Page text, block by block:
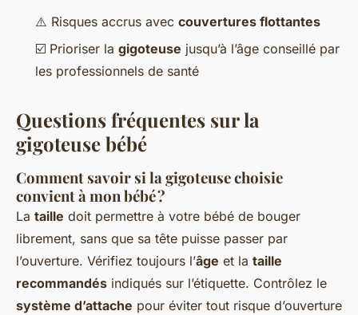
⚠️ Risques accrus avec couvertures flottantes
☑️ Prioriser la gigoteuse jusqu’à l’âge conseillé par
les professionnels de santé
Questions fréquentes sur la
gigoteuse bébé
Comment savoir si la gigoteuse choisie
convient à mon bébé ?
La taille doit permettre à votre bébé de bouger
librement, sans que sa tête puisse passer par
l’ouverture. Vérifiez toujours l’âge et la taille
recommandés indiqués sur l’étiquette. Contrôlez le
système d’attache pour éviter tout risque d’ouverture